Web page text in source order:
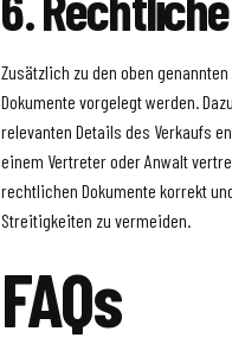
Zusätzlich zu den oben
Dokumente vorgelegt werden.
relevanten Details des Verkaufs
einem Vertreter oder Anwalt
rechtlichen Dokumente korrekt
Streitigkeiten zu vermeiden.
FAQs